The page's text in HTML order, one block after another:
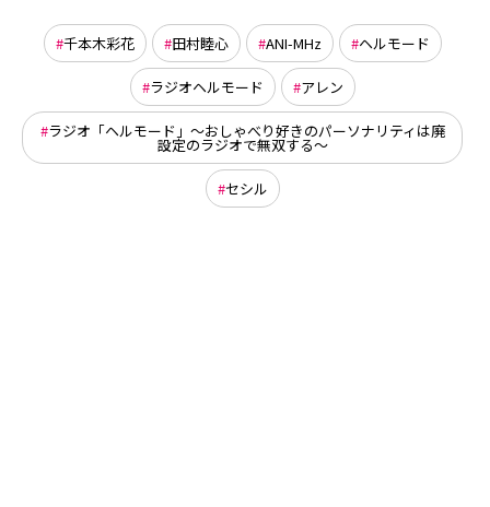
千本木彩花 田村睦心 ANI-MHz ヘルモード
ラジオヘルモード アレン
ラジオ「ヘルモード」～おしゃべり好きのパーソナリティは廃
設定のラジオで無双する～
セシル